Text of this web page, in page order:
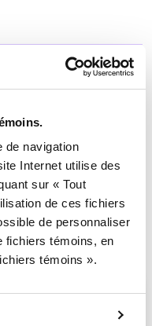
de navigation
Internet utilise des
sur « Tout
de ces fichiers
de personnaliser
fichiers témoins, en
témoins ».
du dossier